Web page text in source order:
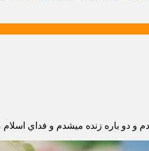
و دو باره زنده ميشدم و فداي